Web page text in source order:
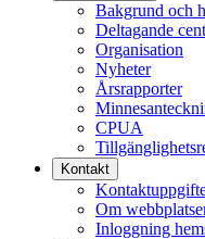
Bakgrund och
Deltagande
Organisation
Nyheter
Årsrapporter
CPUA
Kontakt
Om
Inloggning